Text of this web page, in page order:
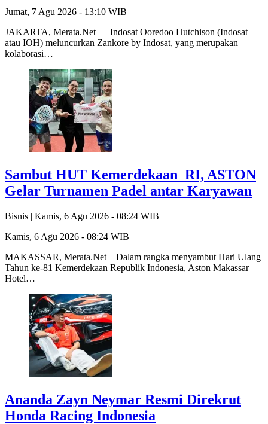
Jumat, 7 Agu 2026 - 13:10 WIB
JAKARTA, Merata.Net — Indosat Ooredoo Hutchison (Indosat
atau IOH) meluncurkan Zankore by Indosat, yang merupakan
kolaborasi…
Sambut HUT Kemerdekaan RI, ASTON
Gelar Turnamen Padel antar Karyawan
Bisnis | Kamis, 6 Agu 2026 - 08:24 WIB
Kamis, 6 Agu 2026 - 08:24 WIB
MAKASSAR, Merata.Net – Dalam rangka menyambut Hari Ulang
Tahun ke-81 Kemerdekaan Republik Indonesia, Aston Makassar
Hotel…
Ananda Zayn Neymar Resmi Direkrut
Honda Racing Indonesia